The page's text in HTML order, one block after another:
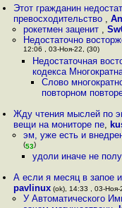
Этот гражданин
превосходительство ,
рокетмен заценит ,
Недостаточно
12:06 , 03-Ноя-22, (30)
Недостаточная
кодекса
Слово
повторном
Жду чтения мыслей по
вещи на мониторе пе,
эм, уже есть и
(53)
удоли иначе не
А если я месяц в запое
pavlinux (ok), 14:33 , 03-Ноя-
У Автоматического